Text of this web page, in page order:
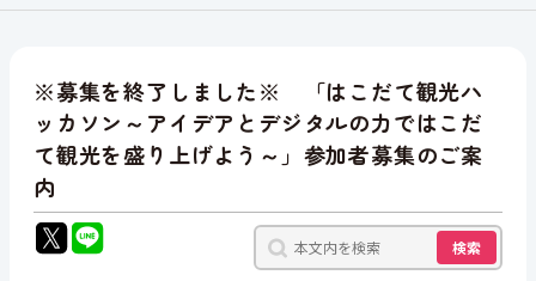
※募集を終了しました※ 「はこだて観光ハ
ッカソン～アイデアとデジタルの力ではこだ
て観光を盛り上げよう～」参加者募集のご案
内
検索